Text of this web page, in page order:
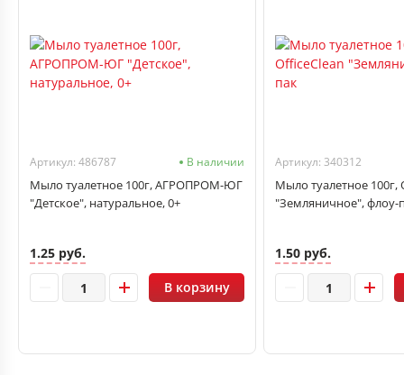
Артикул: 486787 В наличии
Мыло туалетное 100г, АГРОПРОМ-ЮГ
"Детское", натуральное, 0+
1.25 руб.
В корзину
Артикул: 340312
Мыло туалетное 100г,
"Земляничное", флоу-
1.50 руб.